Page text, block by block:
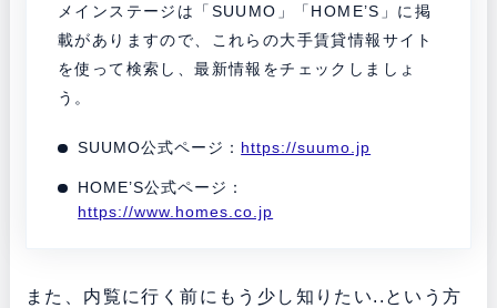
メインステージは「SUUMO」「HOME’S」に掲
載がありますので、これらの大手賃貸情報サイト
を使って検索し、最新情報をチェックしましょ
う。
SUUMO公式ページ： https://suumo.jp
HOME’S公式ページ：
https://www.homes.co.jp
また、内覧に行く前にもう少し知りたい..という方